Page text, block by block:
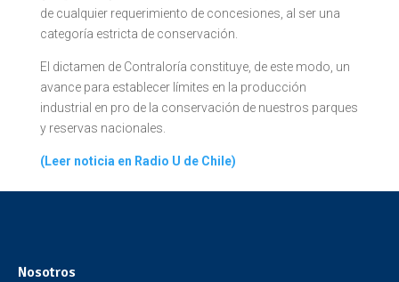
de cualquier requerimiento de concesiones, al ser una
categoría estricta de conservación.
El dictamen de Contraloría constituye, de este modo, un
avance para establecer límites en la producción
industrial en pro de la conservación de nuestros parques
y reservas nacionales.
(Leer noticia en Radio U de Chile)
Nosotros